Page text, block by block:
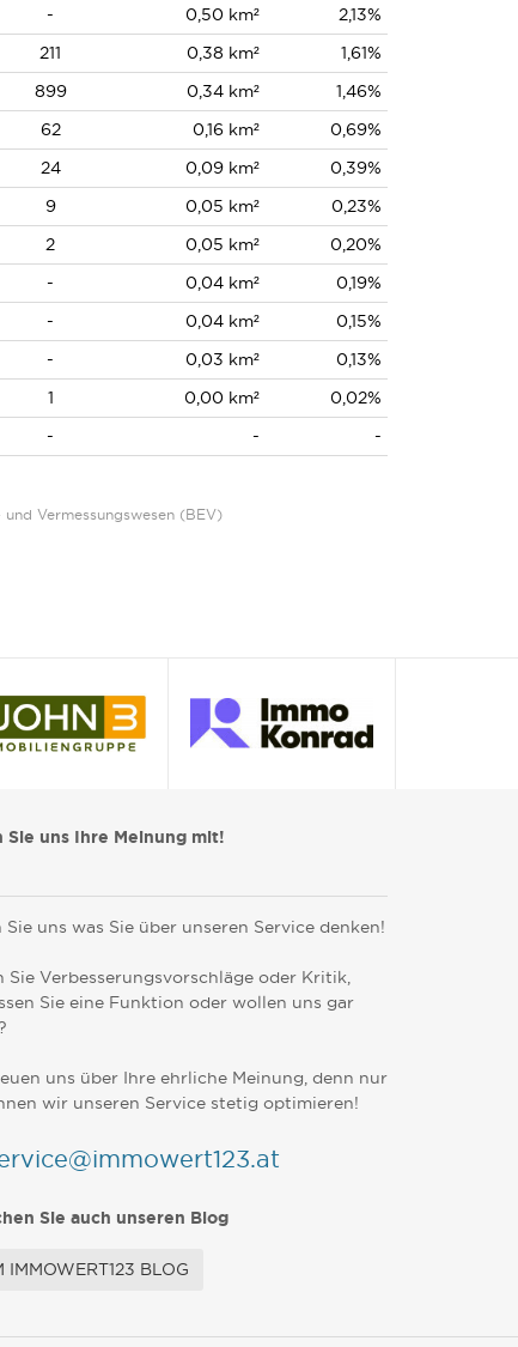
- 0,50 km²
2,13%
211 0,38 km²
1,61%
899 0,34 km²
1,46%
62 0,16 km²
0,69%
24 0,09 km²
0,39%
9 0,05 km²
0,23%
2 0,05 km²
0,20%
- 0,04 km²
0,19%
- 0,04 km²
0,15%
- 0,03 km²
0,13%
1 0,00 km²
0,02%
- - -
Vermessungswesen (BEV)
Sie uns Ihre Meinung mit!
Sie uns was Sie über unseren Service denken!
Sie Verbesserungsvorschläge oder Kritik,
Sie eine Funktion oder wollen uns gar
uns über Ihre ehrliche Meinung, denn nur
wir unseren Service stetig optimieren!
Sie auch unseren Blog
IMMOWERT123 BLOG